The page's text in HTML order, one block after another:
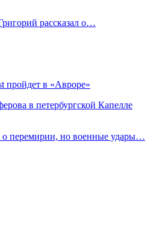
рассказал о…
пройдет в «Авроре»
в петербургской Капелле
перемирии, но военные удары…